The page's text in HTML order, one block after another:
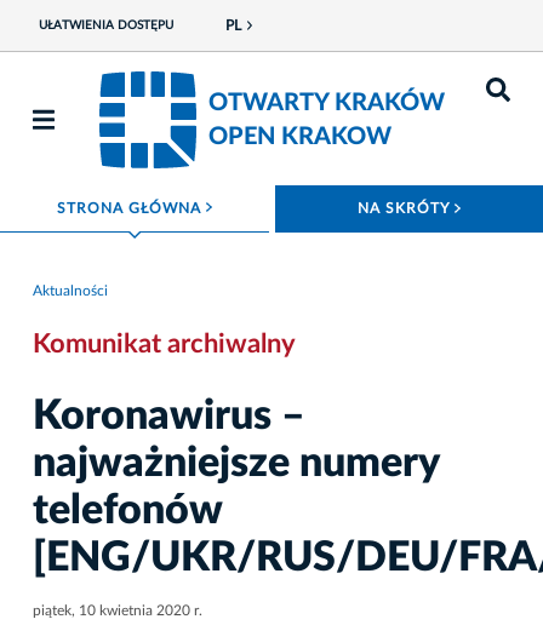
UŁATWIENIA DOSTĘPU PL
OTWARTY KRAKÓW
OPEN KRAKOW
STRONA GŁÓWNA ROZWIŃ MENU NA SKRÓTY
Aktualności
Komunikat archiwalny
Koronawirus –
najważniejsze numery
telefonów
[ENG/UKR/RUS/DEU/
piątek, 10 kwietnia 2020 r.